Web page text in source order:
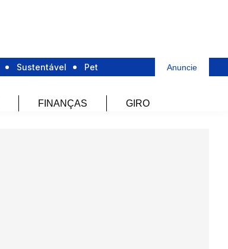
Sustentável Pet Anuncie
FINANÇAS GIRO